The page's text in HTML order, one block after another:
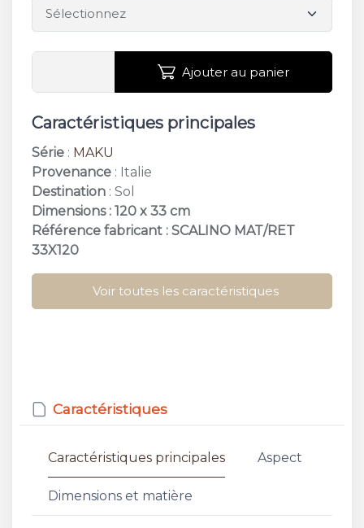
Ajouter au panier
Caractéristiques principales
Série : MAKU
Provenance : Italie
Destination : Sol
Dimensions : 120 x 33 cm
Référence fabricant : SCALINO MAT/RET
33X120
Voir toutes les caractéristiques
Caractéristiques
Caractéristiques principales Aspect
Dimensions et matière